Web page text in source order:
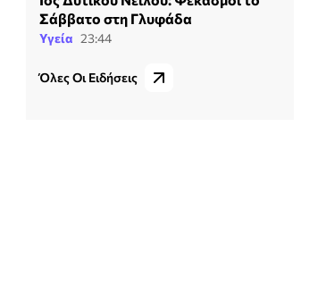
Σάββατο στη Γλυφάδα
Υγεία 23:44
Όλες Οι Ειδήσεις